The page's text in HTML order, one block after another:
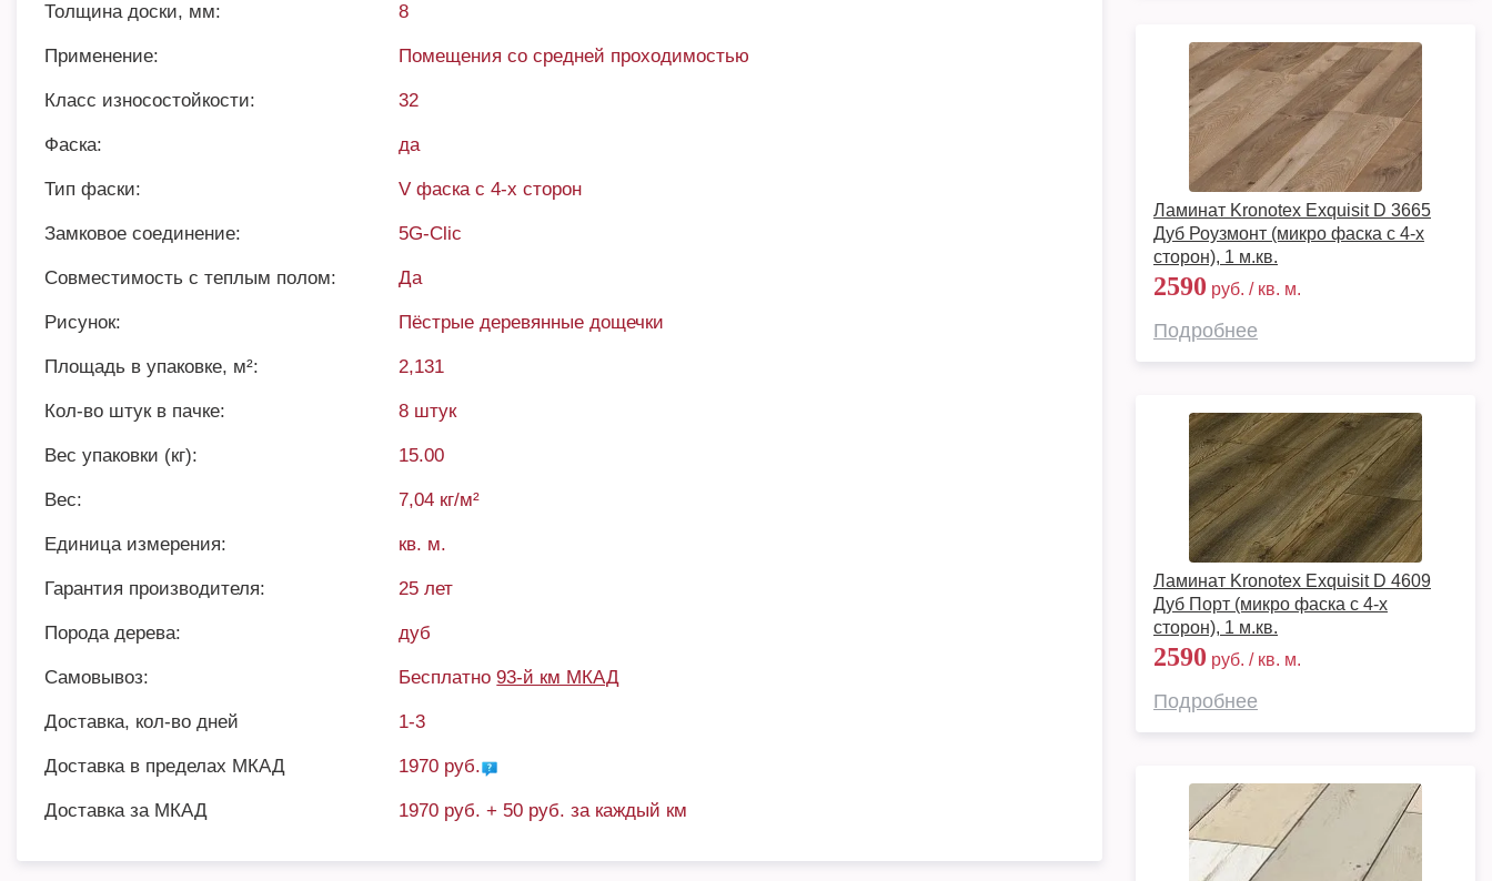
Толщина доски, мм: 8
Применение: Помещения со средней проходимостью
Класс износостойкости: 32
Фаска: да
Тип фаски: V фаска с 4-х сторон
Замковое соединение: 5G-Clic
Совместимость с теплым полом: Да
Рисунок: Пёстрые деревянные дощечки
Площадь в упаковке, м²: 2,131
Кол-во штук в пачке: 8 штук
Вес упаковки (кг): 15.00
Вес: 7,04 кг/м²
Единица измерения: кв. м.
Гарантия производителя: 25 лет
Порода дерева: дуб
Самовывоз: Бесплатно93-й км МКАД
Доставка, кол-во дней 1-3
Доставка в пределах МКАД 1970 руб.
Доставка за МКАД 1970 руб. + 50 руб. за каждый км
Ламинат Kronotex Exquisit D 3665
Дуб Роузмонт (микро фаска с 4-х
сторон), 1 м.кв.
2590 руб. / кв. м.
Подробнее
Ламинат Kronotex Exquisit D 4609
Дуб Порт (микро фаска с 4-х
сторон), 1 м.кв.
2590 руб. / кв. м.
Подробнее